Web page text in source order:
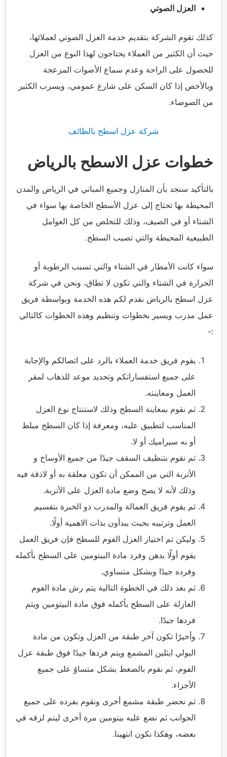
العزل الصوتي
كذلك تقوم الشركة بتقديم خدمة العزل الصوتي لعملائها،
حيث أن الكثير من العملاء يحتاجون لهذا النوع من العزل
للحصول على الراحة وعدم سماع الأصوات المزعجة
وبالأخص إذا كان السكن على شارع عمومي، ويسرب الكثير
من الضوضاء.
شركة عزل اسطح بالطائف
خطوات عزل الاسطح بالرياض
بالتأكيد سنجد بأن المنازل وجميع المباني في الرياض والمدن
المحيطة بها تحتاج إلى عزل الأسطح الخاصة بها سواء في
الشتاء أو في الصيف، وذلك للتخلص من كل العوامل
الطبيعية المحيطة والتي تصيب السطح.
سواء كانت الأمطار في الشتاء والتي تسبب الرطوبة أو
الحرارة في الشتاء والتي تكون لا تطاق، ونحن في شركة
عزل اسطح بالرياض نقدم لكم هذه الخدمة وبواسطة فريق
عمل مدرب ويسير بخطوات وتنظيم وهذه الخطوات كالتالي
:-
يقوم فريق خدمة العملاء بالرد على اتصالكم والإجابة
على جميع استفساراتكم وتحديد موعد للذهاب لمقر
العمل ومعاينته.
ثم نقوم بمعاينة السطح وذلك لاستنتاج نوع العزل
المناسب لتطبيق عليه، ومعرفة إذا كان السطح مبلط
أو به سيراميك أو لا.
ثم نقوم بتنظيف السقف جيدًا من جميع الأوساخ و
الأتربة التي من الممكن أن تكون معلقة به أو لاذقة فيه
وذلك لأنه لا يصح وضع مادة العزل على الأتربة.
ثم يقوم فريق العمالة والمدرب ذو الخبرة بتقسيم
العمل وترتيبه بحيث يبدأون بذات الاهمية أولًا.
وليكن تم اختيار العزل الفوم للسطح فإن فريق العمل
يقوم أولًا بدهن وفرد مادة البيتومين على السطح بأكمله
وفرده جيدًا وبشكل متساوي.
ثم بعد ذلك في الخطوة التالية يتم رش مادة الفوم
العازلة على السطح بأكمله فوق مادة البيتومين ويتم
فردها جيدًا.
وأخيرًا تكون آخر طبقة من العزل وتكون من مادة
البولي ايثلين المشمع ويتم فردها جيدًا فوق طبقة عزل
الفوم، ثم نقوم بالضغط بشكل متساوً على جميع
الأجزاء.
ثم نحضر طبقة مشمع أخرى ونقوم بفرده على جميع
الجوانب ثم نضع عليه بيتومين مرة أخرى ليتم لزقه في
بعضه، وهكذا نكون انتهينا.